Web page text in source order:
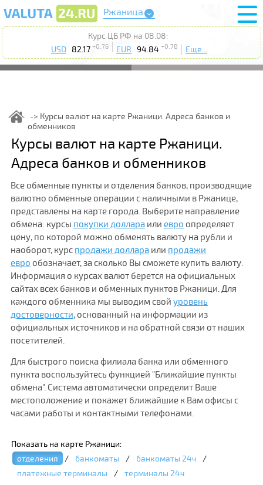
Ржаница
Курс ЦБ РФ на 08.08:
USD
82.17 +0.76 EUR 94.84 +0.78 Еще...
Курсы валют на карте Ржаници. Адреса банков и
обменников
Курсы валют на карте Ржаници.
Адреса банков и обменников
Все обменные пункты и отделения банков, производящие
валютно обменные операции с наличными в Ржанице,
представлены на карте города. Выберите направление
обмена: курсы покупки доллараили евро определяет
цену, по которой можно обменять валюту на рубли и
наоборот, курс продажи доллараили продажи
евро обозначает, за сколько Вы сможете купить валюту.
Информация о курсах валют берется на официальных
сайтах всех банков и обменных пунктов Ржаници. Для
каждого обменника мы выводим свой уровень
достоверности, основанный на информации из
официальных источников и на обратной связи от наших
посетителей.
Для быстрого поиска филиала банка или обменного
пункта воспользуйтесь функцией "Ближайшие пункты
обмена". Система автоматически определит Ваше
местоположение и покажет ближайшие к Вам офисы с
часами работы и контактными телефонами.
Показать на карте Ржаници:
отделения
/ банкоматы / банкоматы 24ч
/
платежные терминалы
/ терминалы 24ч